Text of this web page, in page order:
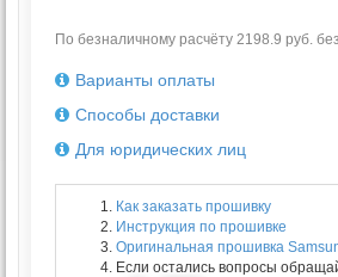
По безналичному расчёту 2198.9 руб.
Варианты оплаты
Способы доставки
Для юридических лиц
Как заказать прошивку
Инструкция по прошивке
Оригинальная прошивка
Если остались вопросы